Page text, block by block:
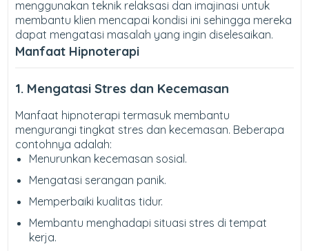
menggunakan teknik relaksasi dan imajinasi untuk
membantu klien mencapai kondisi ini sehingga mereka
dapat mengatasi masalah yang ingin diselesaikan.
Manfaat Hipnoterapi
1. Mengatasi Stres dan Kecemasan
Manfaat hipnoterapi termasuk membantu
mengurangi tingkat stres dan kecemasan. Beberapa
contohnya adalah:
Menurunkan kecemasan sosial.
Mengatasi serangan panik.
Memperbaiki kualitas tidur.
Membantu menghadapi situasi stres di tempat
kerja.